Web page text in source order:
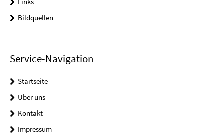
Bildquellen
Service-Navigation
Startseite
Über uns
Kontakt
Impressum